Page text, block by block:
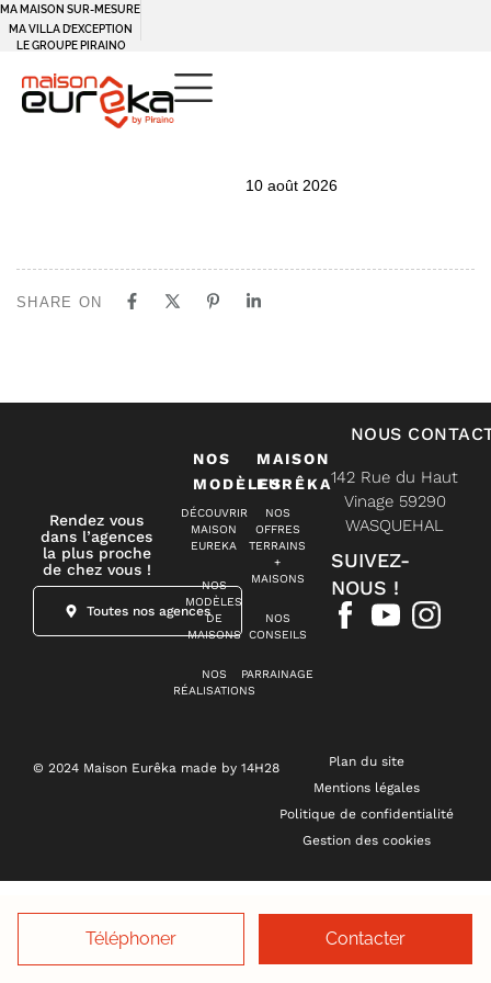
Téléphoner Contacter
MA MAISON SUR-MESURE
MA VILLA D’EXCEPTION
LE GROUPE PIRAINO
10 août 2026
SHARE ON
Rendez vous
dans l’agences
la plus proche
de chez vous !
Toutes nos agences
NOS
MODÈLES
DÉCOUVRIR
MAISON
EUREKA
NOS
MODÈLES
DE
MAISONS
NOS
RÉALISATIONS
MAISON
EURÊKA
NOS
OFFRES
TERRAINS
+
MAISONS
NOS
CONSEILS
PARRAINAGE
NOUS
142 Rue du Haut
Vinage 59290
WASQUEHAL
SUIVEZ-
NOUS !
© 2024 Maison Eurêka made by 14H28
Plan du site
Mentions légales
Politique de confidentialité
Gestion des cookies